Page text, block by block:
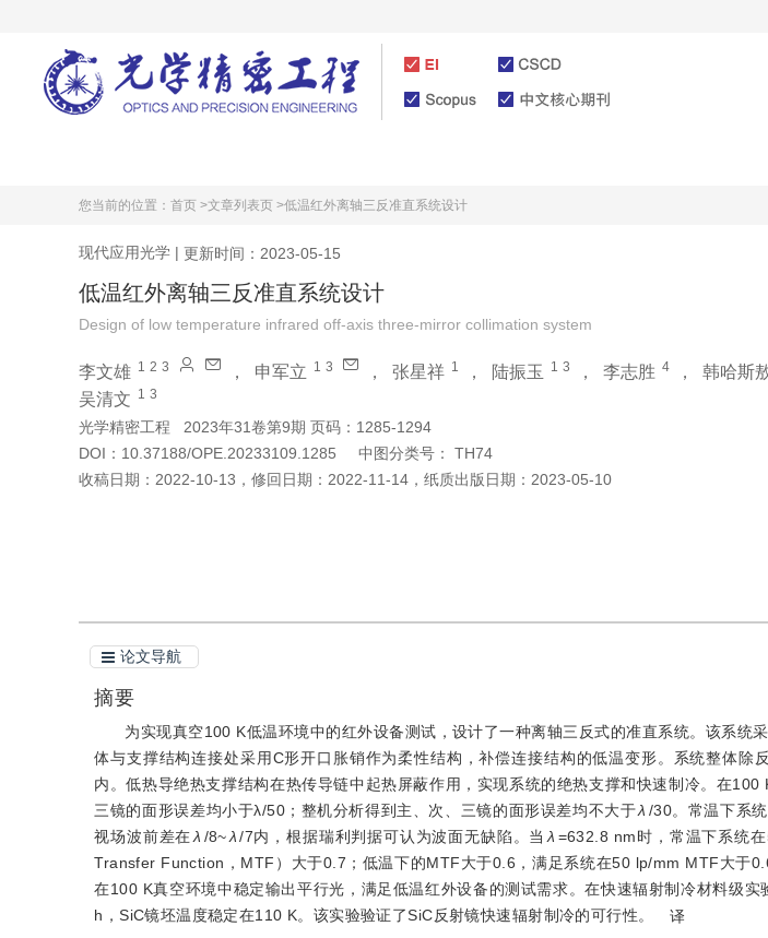
您当前的位置： 首页 >文章列表页 >低温红外离轴三反准直系统设计
现代应用光学 | 更新时间：2023-05-15
低温红外离轴三反准直系统设计
Design of low temperature infrared off-axis three-mirror collimation system
李文雄 1 2 3 ， 申军立 1 3 ， 张星祥 1 ， 陆振玉 1 3 ， 李志胜 4 ， 韩哈斯
吴清文 1 3
光学精密工程
2023年31卷第9期 页码：1285-1294
DOI： 10.37188/OPE.20233109.1285 中图分类号：
TH74
收稿日期： 2022-10-13 ， 修回日期： 2022-11-14 ， 纸质出版日期： 2023-05-10
论文导航
摘要
为实现真空100 K低温环境中的红外设备测试，设计了一种离轴三反式的准直系统。该系统
体与支撑结构连接处采用C形开口胀销作为柔性结构，补偿连接结构的低温变形。系统整体除
内。低热导绝热支撑结构在热传导链中起热屏蔽作用，实现系统的绝热支撑和快速制冷。在100
三镜的面形误差均小于λ/50；整机分析得到主、次、三镜的面形误差均不大于λ /30。常温下系
视场波前差在λ /8~λ/7内，根据瑞利判据可认为波面无缺陷。当 λ =632.8 nm时，常温下系统
Transfer Function，MTF）大于0.7；低温下的MTF大于0.6，满足系统在50 lp/mm MTF大于
在100 K真空环境中稳定输出平行光，满足低温红外设备的测试需求。在快速辐射制冷材料级
h，SiC镜坯温度稳定在110 K。该实验验证了SiC反射镜快速辐射制冷的可行性。
译